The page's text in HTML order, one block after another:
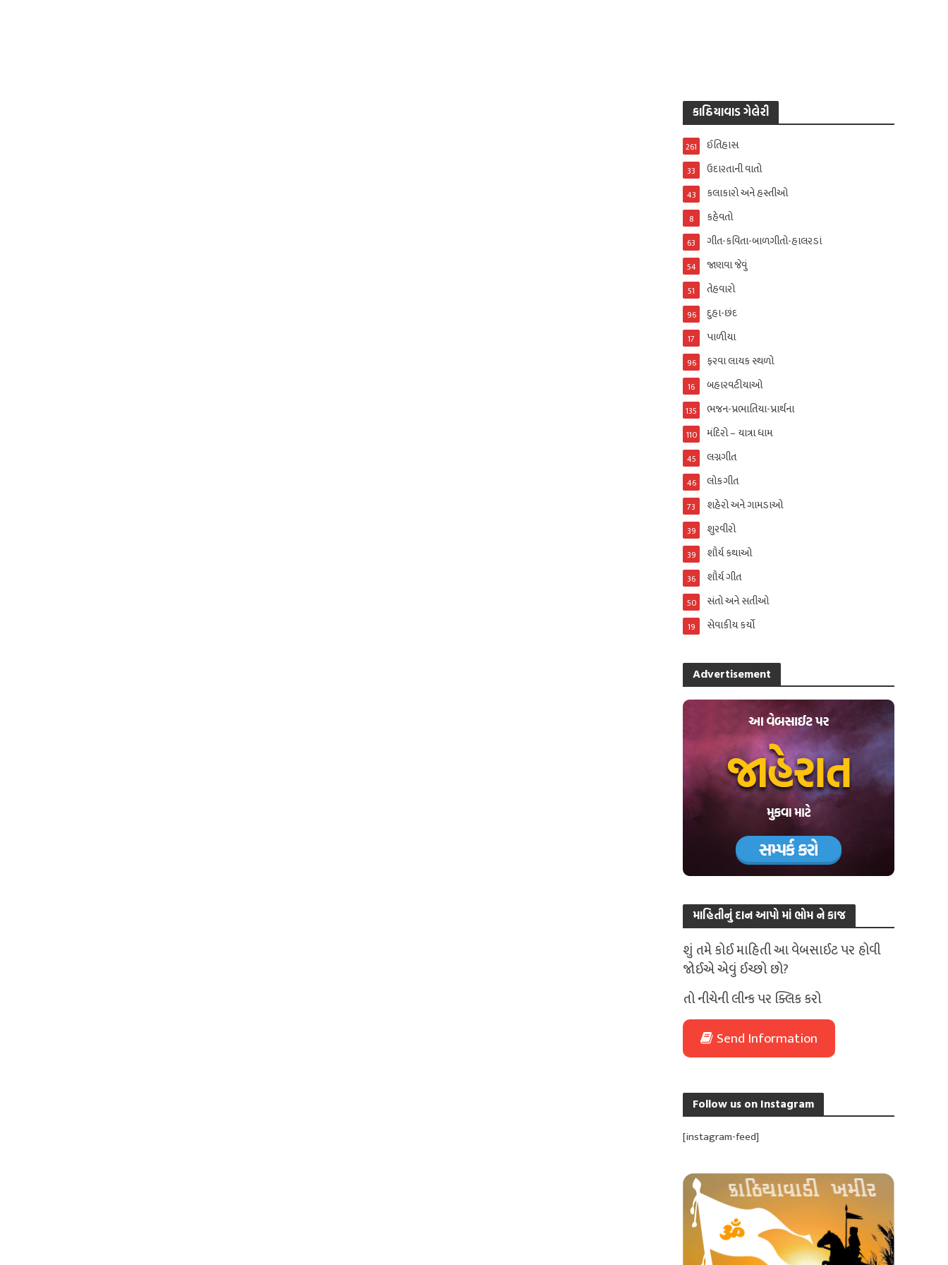
કાઠિયાવાડ ગેલેરી
ઈતિહાસ
261
ઉદારતાની વાતો
33
કલાકારો અને હસ્તીઓ
43
કહેવતો
8
ગીત-કવિતા-બાળગીતો-હાલરડાં
63
જાણવા જેવું
54
તેહવારો
51
દુહા-છંદ
96
પાળીયા
17
ફરવા લાયક સ્થળો
96
બહારવટીયાઓ
16
ભજન-પ્રભાતિયા-પ્રાર્થના
135
મંદિરો – યાત્રા ધામ
110
લગ્નગીત
45
લોકગીત
46
શહેરો અને ગામડાઓ
73
શુરવીરો
39
શૌર્ય કથાઓ
39
શૌર્ય ગીત
36
સંતો અને સતીઓ
50
સેવાકીય કર્યો
19
Advertisement
માહિતીનું દાન આપો માં ભોમ ને કાજ
શું તમે કોઈ માહિતી આ વેબસાઈટ પર હોવી
જોઈએ એવું ઈચ્છો છો?
તો નીચેની લીન્ક પર ક્લિક કરો
Send Information
Follow us on Instagram
[instagram-feed]